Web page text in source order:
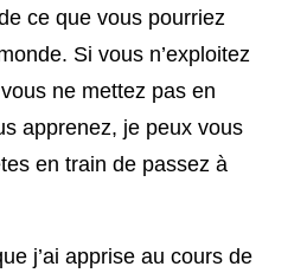
ce que vous pourriez
Si vous n’exploitez
ne mettez pas en
apprenez, je peux vous
en train de passez à
j’ai apprise au cours de